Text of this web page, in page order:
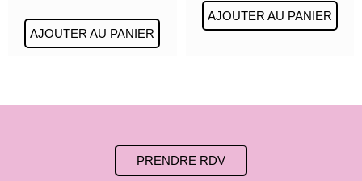
AJOUTER AU PANIER
AJOUTER AU PANIER
PRENDRE RDV